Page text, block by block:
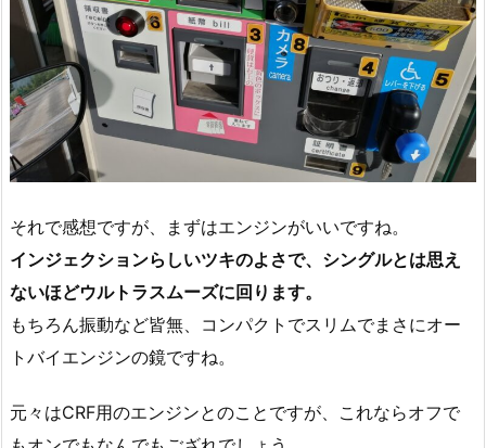
それで感想ですが、まずはエンジンがいいですね。
インジェクションらしいツキのよさで、シングルとは思え
ないほどウルトラスムーズに回ります。
もちろん振動など皆無、コンパクトでスリムでまさにオー
トバイエンジンの鏡ですね。
元々はCRF用のエンジンとのことですが、これならオフで